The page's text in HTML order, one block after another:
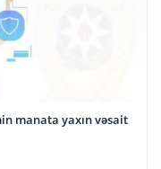
manata yaxın vəsait